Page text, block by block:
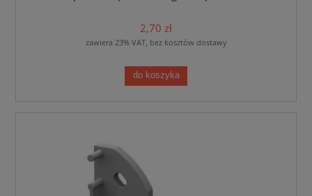
2,70 zł
zawiera 23% VAT, bez kosztów dostawy
do koszyka